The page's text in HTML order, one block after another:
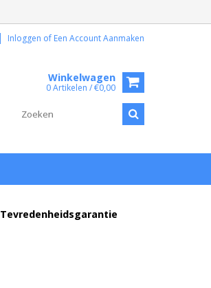
Inloggen of Een Account Aanmaken
Winkelwagen
0 Artikelen / €0,00
Tevredenheidsgarantie